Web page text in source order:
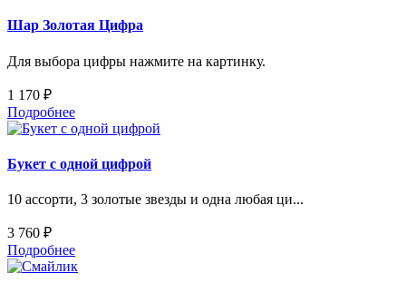
Шар Золотая Цифра
Для выбора цифры нажмите на картинку.
1 170 ₽
Подробнее
Букет с одной цифрой
10 ассорти, 3 золотые звезды и одна любая ци...
3 760 ₽
Подробнее